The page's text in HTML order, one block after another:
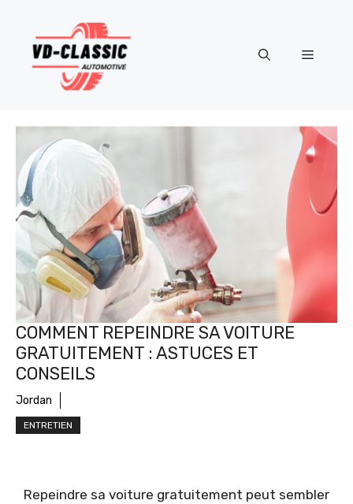
contenu
Menu
COMMENT REPEINDRE SA VOITURE
GRATUITEMENT : ASTUCES ET
CONSEILS
Jordan
ENTRETIEN
Repeindre sa voiture gratuitement peut sembler